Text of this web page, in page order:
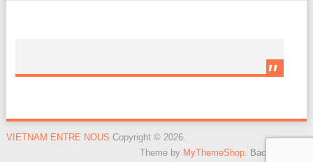
VIETNAM ENTRE NOUS Copyright © 2026.
Theme by MyThemeShop Back to Top ↑